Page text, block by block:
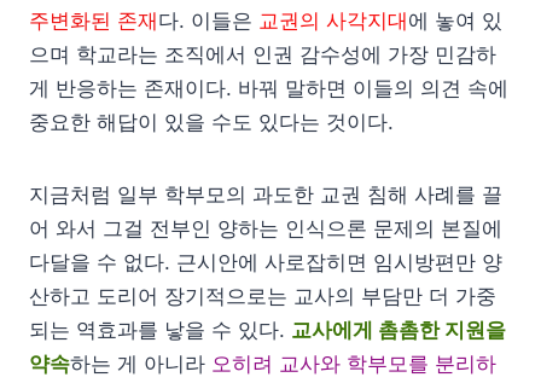
주변화된 존재다. 이들은 교권의 사각지대에 놓여 있
으며 학교라는 조직에서 인권 감수성에 가장 민감하
게 반응하는 존재이다. 바꿔 말하면 이들의 의견 속에
중요한 해답이 있을 수도 있다는 것이다.
지금처럼 일부 학부모의 과도한 교권 침해 사례를 끌
어 와서 그걸 전부인 양하는 인식으론 문제의 본질에
다달을 수 없다. 근시안에 사로잡히면 임시방편만 양
산하고 도리어 장기적으로는 교사의 부담만 더 가중
되는 역효과를 낳을 수 있다. 교사에게 촘촘한 지원을
약속하는 게 아니라 오히려 교사와 학부모를 분리하